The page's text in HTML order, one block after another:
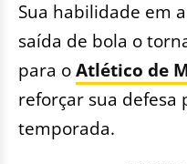
Sua habilidade em
saída de bola o
para oAtlético de
reforçar sua defesa
temporada.